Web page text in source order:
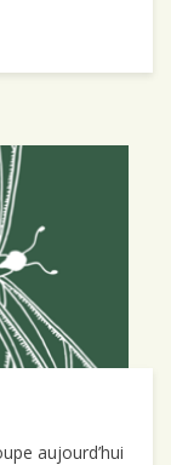
aujourd’hui